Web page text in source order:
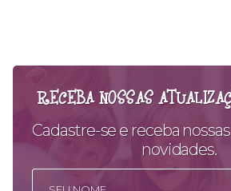
RECEBA NOSSAS
Cadastre-se e receba
novidades.